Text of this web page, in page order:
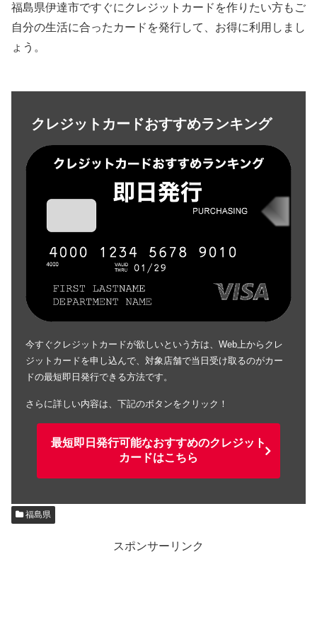
福島県伊達市ですぐにクレジットカードを作りたい方もご
自分の生活に合ったカードを発行して、お得に利用しまし
ょう。
クレジットカードおすすめランキング
今すぐクレジットカードが欲しいという方は、Web上からクレ
ジットカードを申し込んで、対象店舗で当日受け取るのがカー
ドの最短即日発行できる方法です。
さらに詳しい内容は、下記のボタンをクリック！
最短即日発行可能なおすすめのクレジット
カードはこちら
福島県
スポンサーリンク